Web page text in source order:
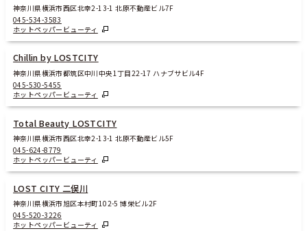
神奈川県横浜市西区北幸2-13-1 北原不動産ビル7F
045-534-3583
ホットペッパービューティ
Chillin by LOSTCITY
神奈川県横浜市都筑区中川中央1丁目22-17 ハナブサビル4F
045-530-5455
ホットペッパービューティ
Total Beauty LOSTCITY
神奈川県横浜市西区北幸2-13-1 北原不動産ビル5F
045-624-8779
ホットペッパービューティ
LOST CITY 二俣川
神奈川県横浜市旭区本村町102-5 博栄ビル2F
045-520-3226
ホットペッパービューティ